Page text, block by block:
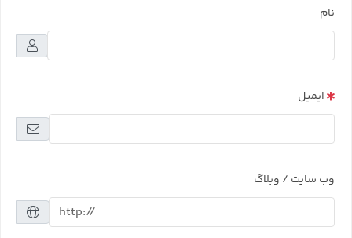
نام
ایمیل
وب سایت / وبلاگ